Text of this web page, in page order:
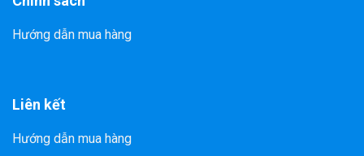
Hướng dẫn mua hàng
Liên kết
Hướng dẫn mua hàng